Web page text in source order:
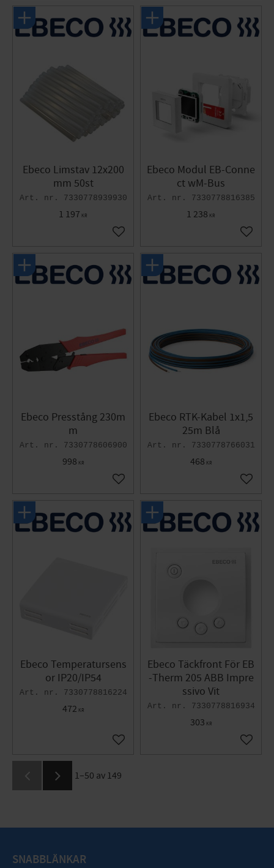
Ebeco Limstav 12x200
mm 50st
7330778939930
1 197 KR
Lägg till i favoriter
Ebeco Modul EB-Conne
ct wM-Bus
7330778816385
1 238 KR
Lägg
Ebeco Presstång 230m
m
7330778606900
998 KR
Lägg till i favoriter
Ebeco RTK-Kabel 1x1,5
25m Blå
7330778766031
468 KR
Lägg
Ebeco Temperatursens
or IP20/IP54
7330778816224
472 KR
Lägg till i favoriter
Ebeco Täckfront För EB
-Therm 205 ABB Impre
ssivo Vit
7330778816934
303 KR
Lägg
1–50 av 149
SNABBLÄNKAR